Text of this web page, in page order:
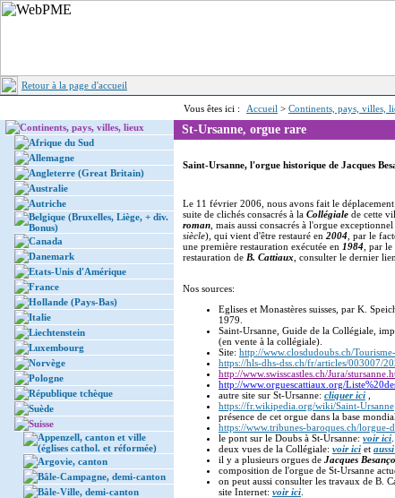
Retour à la page d'accueil
Vous êtes ici : Accueil > Continents, pays, villes,
Continents, pays, villes, lieux
Afrique du Sud
Allemagne
Angleterre (Great Britain)
Australie
Autriche
Belgique (Bruxelles, Liège, + div.
Bonus)
Canada
Danemark
Etats-Unis d'Amérique
France
Hollande (Pays-Bas)
Italie
Liechtenstein
Luxembourg
Norvège
Pologne
République tchèque
Suède
Suisse
Appenzell, canton et ville
(églises cathol. et réformée)
Argovie, canton
Bâle-Campagne, demi-canton
Bâle-Ville, demi-canton
St-Ursanne, orgue rare
Saint-Ursanne, l'orgue historique de Jacques
Le 11 février 2006, nous avons fait le déplacement
suite de clichés consacrés à la Collégiale de cette
roman , mais aussi consacrés à l'orgue
siècle), qui vient d'être restauré en 2004 , par le
une première restauration exécutée en 1984 , par le
restauration de B. Cattiaux , consulter le dernier
Nos sources:
Eglises et Monastères suisses, par K.
1979.
Saint-Ursanne, Guide de la Collégiale,
(en vente à la collégiale).
Site: http://www.closdudoubs.ch/
https://hls-dhs-dss.ch/fr/articles/003007/
http://www.swisscastles.ch/Jura/
http://www.orguescattiaux.org/
autre site sur St-Ursanne: cliquer ici
https://fr.wikipedia.org/wiki/Saint-Ursanne
présence de cet orgue dans la base
https://www.tribunes-baroques.ch/lorgue-
le pont sur le Doubs à St-Ursanne: voir ici
deux vues de la Collégiale: voir ici et
il y a plusieurs orgues de Jacques
composition de l'orgue de St-Ursanne
on peut aussi consulter les travaux de B.
site Internet: voir ici